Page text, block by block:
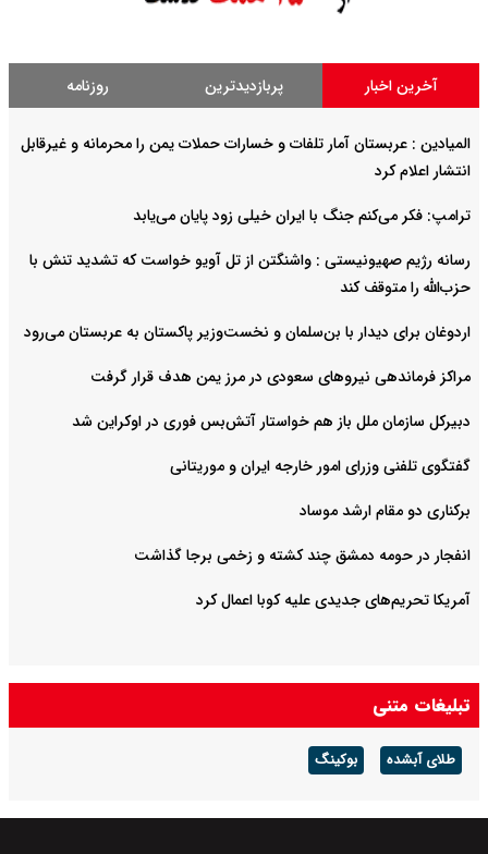
آخرین اخبار پربازدیدترین روزنامه
المیادین : عربستان آمار تلفات و خسارات حملات یمن را محرمانه و غیرقابل
انتشار اعلام کرد
ترامپ: فکر می‌کنم جنگ با ایران خیلی زود پایان می‌یابد
رسانه رژیم صهیونیستی : واشنگتن از تل آویو خواست که تشدید تنش با
حزب‌الله را متوقف کند
اردوغان برای دیدار با بن‌سلمان و نخست‌وزیر پاکستان به عربستان می‌رود
مراکز فرماندهی نیروهای سعودی در مرز یمن هدف قرار گرفت
دبیرکل سازمان ملل باز هم خواستار آتش‌بس فوری در اوکراین شد
گفتگوی تلفنی وزرای امور خارجه ایران و موریتانی
برکناری دو مقام ارشد موساد
انفجار در حومه دمشق چند کشته و زخمی برجا گذاشت
آمریکا تحریم‌های جدیدی علیه کوبا اعمال کرد
تبلیغات متنی
طلای آبشده بوکینگ